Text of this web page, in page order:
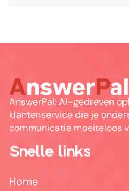
AnswerPal: AI-gedreven
klantenservice die je
communicatie moeiteloos
Snelle links
Home